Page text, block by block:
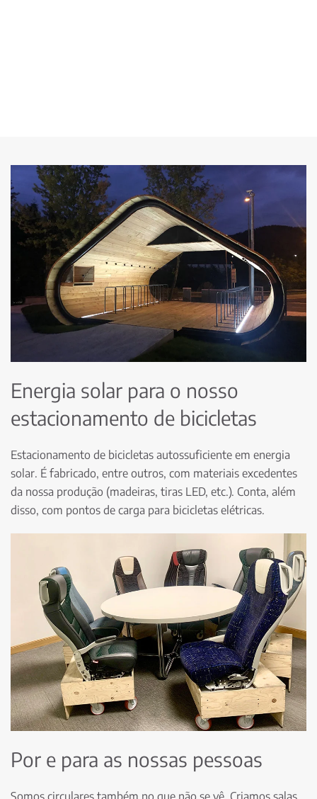
Energia solar para o nosso
estacionamento de bicicletas
Estacionamento de bicicletas autossuficiente em energia
solar. É fabricado, entre outros, com materiais excedentes
da nossa produção (madeiras, tiras LED, etc.). Conta, além
disso, com pontos de carga para bicicletas elétricas.
Por e para as nossas pessoas
Somos circulares também no que não se vê. Criamos salas